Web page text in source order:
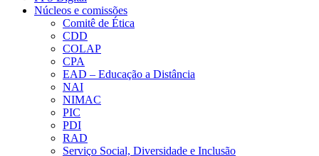
Núcleos e comissões
Comitê de Ética
CDD
COLAP
CPA
EAD – Educação a Distância
NAI
NIMAC
PIC
PDI
RAD
Serviço Social, Diversidade e Inclusão